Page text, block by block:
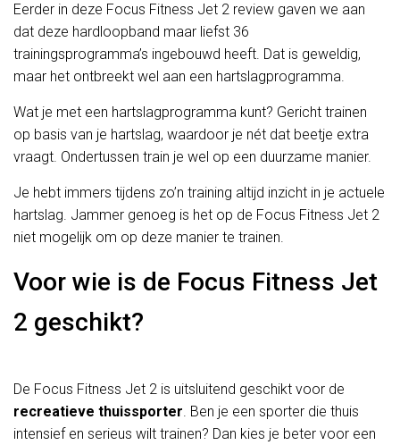
Eerder in deze Focus Fitness Jet 2 review gaven we aan
dat deze hardloopband maar liefst 36
trainingsprogramma’s ingebouwd heeft. Dat is geweldig,
maar het ontbreekt wel aan een hartslagprogramma.
Wat je met een hartslagprogramma kunt? Gericht trainen
op basis van je hartslag, waardoor je nét dat beetje extra
vraagt. Ondertussen train je wel op een duurzame manier.
Je hebt immers tijdens zo’n training altijd inzicht in je actuele
hartslag. Jammer genoeg is het op de Focus Fitness Jet 2
niet mogelijk om op deze manier te trainen.
Voor wie is de Focus Fitness Jet
2 geschikt?
De Focus Fitness Jet 2 is uitsluitend geschikt voor de
recreatieve thuissporter. Ben je een sporter die thuis
intensief en serieus wilt trainen? Dan kies je beter voor een